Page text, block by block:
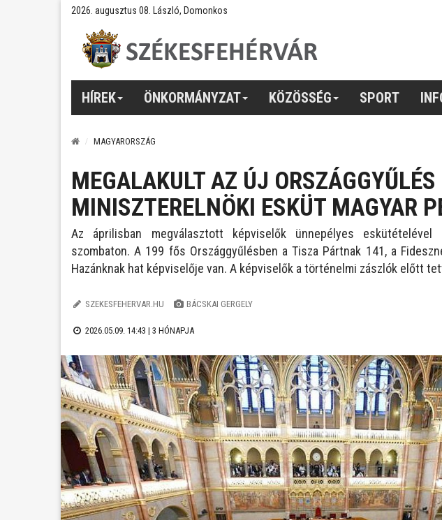
2026. augusztus 08. László, Domonkos
HÍREK ÖNKORMÁNYZAT KÖZÖSSÉG SPORT
MAGYARORSZÁG
MEGALAKULT AZ ÚJ
MINISZTERELNÖKI ESKÜT MAGYAR
Az áprilisban megválasztott képviselők ünnepélyes eskütételével
szombaton. A 199 fős Országgyűlésben a Tisza Pártnak 141, a
Hazánknak hat képviselője van. A képviselők a történelmi zászlók előtt
SZEKESFEHERVAR.HU BÁCSKAI GERGELY
2026.05.09. 14:43 | 3 HÓNAPJA